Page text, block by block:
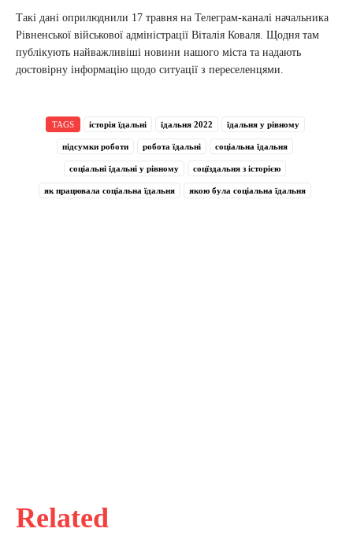
Related
Такі дані оприлюднили 17 травня на Телеграм-каналі начальника
Рівненської військової адміністрації Віталія Коваля. Щодня там
публікують найважливіші новини нашого міста та надають
достовірну інформацію щодо ситуації з переселенцями.
TAGS історія їдальні їдальня 2022 їдальня у рівному
підсумки роботи робота їдальні соціальна їдальня
соціальні їдальні у рівному соцїздальня з історією
як працювала соціальна їдальня якою була соціальна їдальня